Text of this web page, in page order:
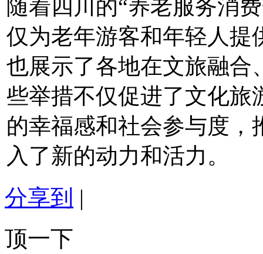
随着四川的“养老服务消
仅为老年游客和年轻人提
也展示了各地在文旅融合
些举措不仅促进了文化旅
的幸福感和社会参与度，
入了新的动力和活力。
分享到 |
顶一下